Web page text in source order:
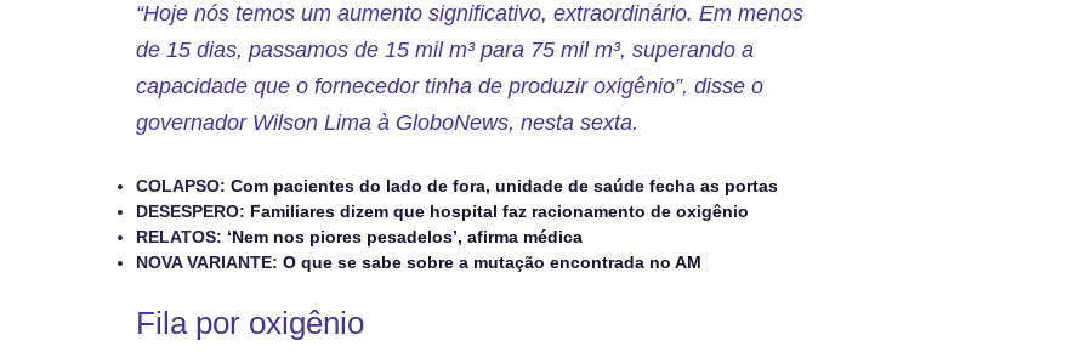
“Hoje nós temos um aumento significativo, extraordinário. Em menos
de 15 dias, passamos de 15 mil m³ para 75 mil m³, superando a
capacidade que o fornecedor tinha de produzir oxigênio”, disse o
governador Wilson Lima à GloboNews, nesta sexta.
COLAPSO: Com pacientes do lado de fora, unidade de saúde fecha as portas
DESESPERO: Familiares dizem que hospital faz racionamento de oxigênio
RELATOS: ‘Nem nos piores pesadelos’, afirma médica
NOVA VARIANTE: O que se sabe sobre a mutação encontrada no AM
Fila por oxigênio